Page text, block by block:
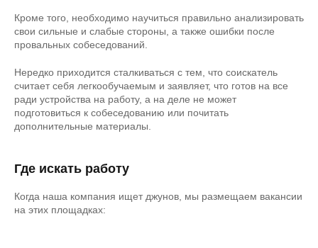
Кроме того, необходимо научиться правильно анализировать
свои сильные и слабые стороны, а также ошибки после
провальных собеседований.
Нередко приходится сталкиваться с тем, что соискатель
считает себя легкообучаемым и заявляет, что готов на все
ради устройства на работу, а на деле не может
подготовиться к собеседованию или почитать
дополнительные материалы.
Где искать работу
Когда наша компания ищет джунов, мы размещаем вакансии
на этих площадках: